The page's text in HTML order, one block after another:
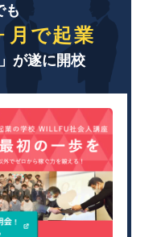
も
月で起業
が遂に開校